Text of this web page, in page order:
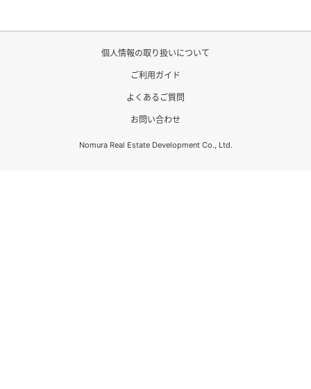
個人情報の取り扱いについて
ご利用ガイド
よくあるご質問
お問い合わせ
Nomura Real Estate Development Co., Ltd.